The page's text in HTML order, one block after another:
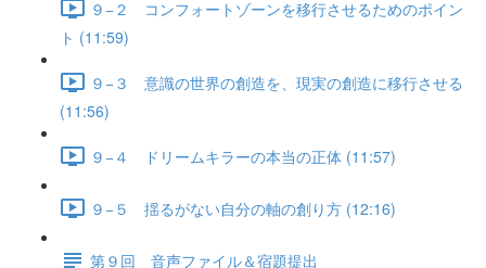
９−２ コンフォートゾーンを移行させるためのポイン
ト (11:59)
９−３ 意識の世界の創造を、現実の創造に移行させる
(11:56)
９−４ ドリームキラーの本当の正体 (11:57)
９−５ 揺るがない自分の軸の創り方 (12:16)
第９回 音声ファイル＆宿題提出